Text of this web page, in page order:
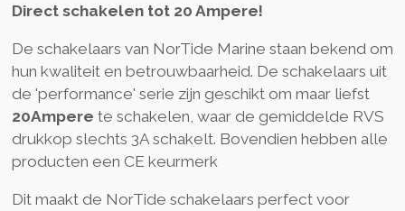
Direct schakelen tot 20 Ampere!
De schakelaars van NorTide Marine staan bekend om
hun kwaliteit en betrouwbaarheid. De schakelaars uit
de 'performance' serie zijn geschikt om maar liefst
20Ampere te schakelen, waar de gemiddelde RVS
drukkop slechts 3A schakelt. Bovendien hebben alle
producten een CE keurmerk
Dit maakt de NorTide schakelaars perfect voor